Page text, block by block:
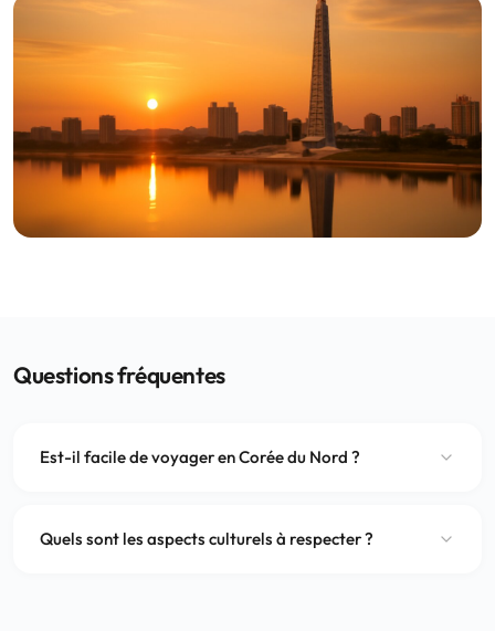
Questions fréquentes
Est-il facile de voyager en Corée du Nord ?
Quels sont les aspects culturels à respecter ?